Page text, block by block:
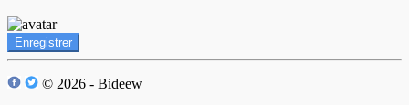
Enregistrer
© 2026 - Bideew